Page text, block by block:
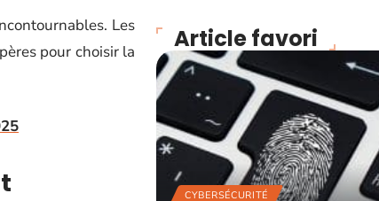
Les
pour choisir la
Article favori
CYBERSÉCURITÉ